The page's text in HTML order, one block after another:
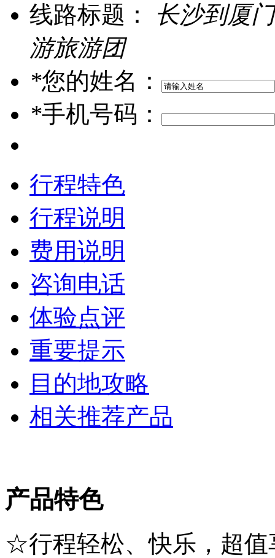
线路标题：
长沙到厦
游旅游团
*您的姓名：
*手机号码：
行程特色
行程说明
费用说明
咨询电话
体验点评
重要提示
目的地攻略
相关推荐产品
产品特色
☆行程轻松、快乐，超